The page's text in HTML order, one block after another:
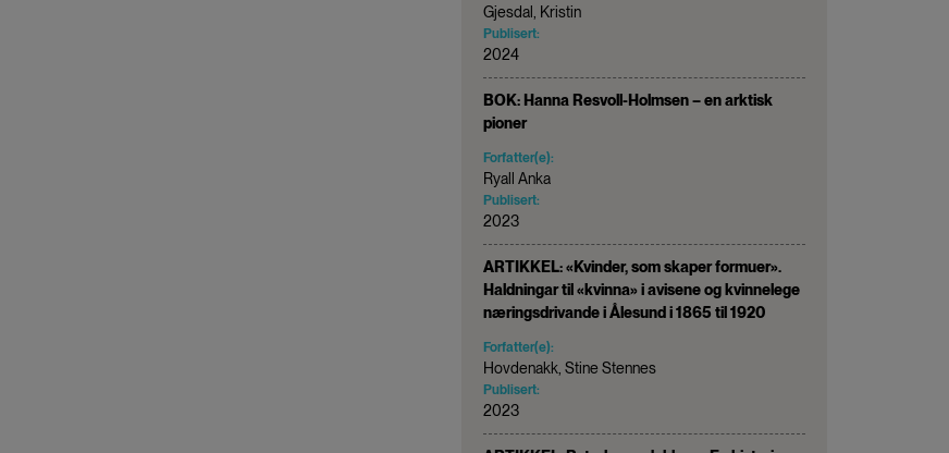
Gjesdal, Kristin
Publisert:
2024
BOK: Hanna Resvoll-Holmsen – en arktisk
pioner
Forfatter(e):
Ryall Anka
Publisert:
2023
ARTIKKEL: «Kvinder, som skaper formuer».
Haldningar til «kvinna» i avisene og kvinnelege
næringsdrivande i Ålesund i 1865 til 1920
Forfatter(e):
Hovdenakk, Stine Stennes
Publisert:
2023